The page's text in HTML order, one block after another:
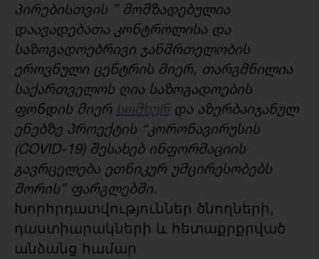
პირებისთვის ” მომზადებულია
დაავადებათა კონტროლისა და
საზოგადოებრივი ჯანმრთელობის
ეროვნული ცენტრის მიერ, თარგმნილია
საქართველოს ღია საზოგადოების
ფონდის მიერ სომხურ და აზერბაიჯანულ
ენებზე პროექტის “კორონავირუსის
(COVID-19) შესახებ ინფორმაციის
გავრცელება ეთნიკურ უმცირესობებს
შორის” ფარგლებში.
Խորհրդատվություններ ծնողների,
դաստիարակների և հետաքրքրված
անձանց համար